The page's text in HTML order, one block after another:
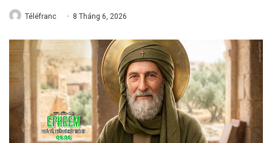
Téléfranc 8 Tháng 6, 2026